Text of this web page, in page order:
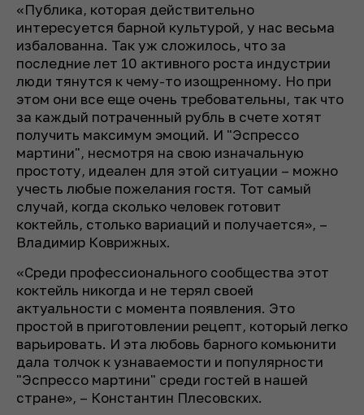
«Публика, которая действительно
интересуется барной культурой, у нас весьма
избалованна. Так уж сложилось, что за
последние лет 10 активного роста индустрии
люди тянутся к чему-то изощренному. Но при
этом они все еще очень требовательны, так что
за каждый потраченный рубль в счете хотят
получить максимум эмоций. И "Эспрессо
мартини", несмотря на свою изначальную
простоту, идеален для этой ситуации – можно
учесть любые пожелания гостя. Тот самый
случай, когда сколько человек готовит
коктейль, столько вариаций и получается», –
Владимир Коврижных.
«Среди профессионального сообщества этот
коктейль никогда и не терял своей
актуальности с момента появления. Это
простой в приготовлении рецепт, который легко
варьировать. И эта любовь барного комьюнити
дала толчок к узнаваемости и популярности
"Эспрессо мартини" среди гостей в нашей
стране», – Константин Плесовских.